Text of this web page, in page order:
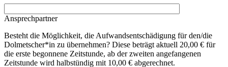
Ansprechpartner
Besteht die Möglichkeit, die Aufwandsentschädigung für den/die
Dolmetscher*in zu übernehmen? Diese beträgt aktuell 20,00 € für
die erste begonnene Zeitstunde, ab der zweiten angefangenen
Zeitstunde wird halbstündig mit 10,00 € abgerechnet.